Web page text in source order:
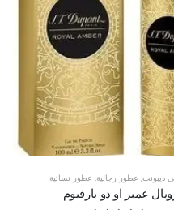
ديبونت, عطور رجالية, عطور نسائية
عمبر او دو بارفيوم